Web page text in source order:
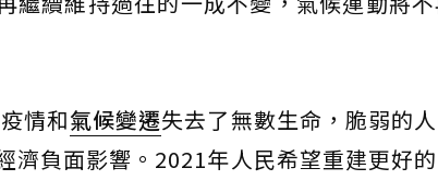
情和氣候變遷失去了無數生命，脆弱的
濟負面影響。2021年人民希望重建更好